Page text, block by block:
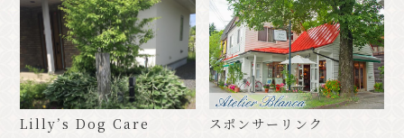
Lilly’s Dog Care スポンサーリンク